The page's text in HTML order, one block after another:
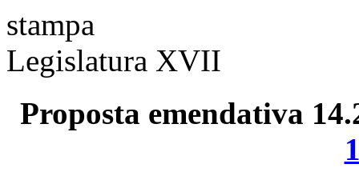
stampa
Legislatura XVII
Proposta emendativa